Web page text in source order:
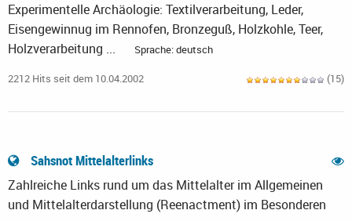
Experimentelle Archäologie: Textilverarbeitung, Leder,
Eisengewinnug im Rennofen, Bronzeguß, Holzkohle, Teer,
Holzverarbeitung ...
Sprache: deutsch
2212 Hits seit dem 10.04.2002 (15)
Sahsnot Mittelalterlinks
Zahlreiche Links rund um das Mittelalter im Allgemeinen
und Mittelalterdarstellung (Reenactment) im Besonderen